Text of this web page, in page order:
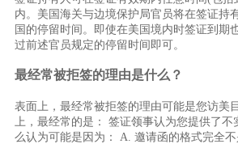
内。美国海关与边境保护局官员将在签证持
国的停留时间。即使在美国境内时签证到期
过前述官员规定的停留时间即可。
最经常被拒签的理由是什么？
表面上，最经常被拒签的理由可能是您访美
上，最经常的是： 签证领事认为您提供了
么认为可能是因为： A. 邀请函的格式完全